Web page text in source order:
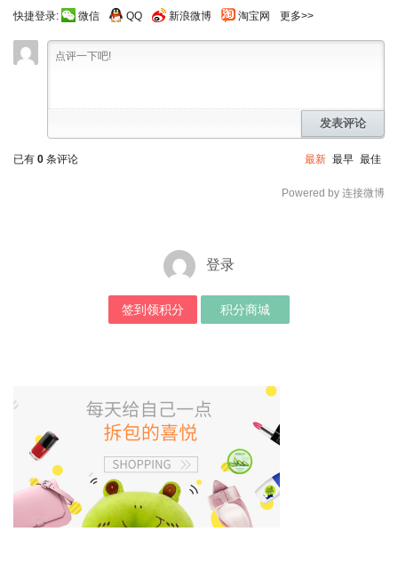
快捷登录: 微信 QQ 新浪微博 淘宝网 更多>>
发表评论
已有 0 条评论 最新 最早 最佳
Powered by 连接微博
登录
签到领积分 积分商城